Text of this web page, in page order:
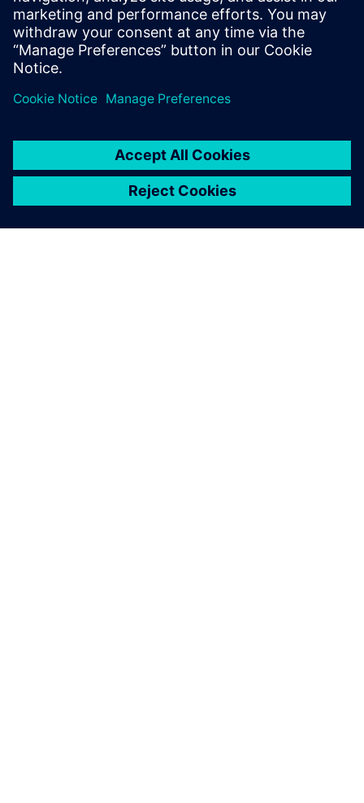
frakobling i henhold til NEC 225.51 og 230,204.